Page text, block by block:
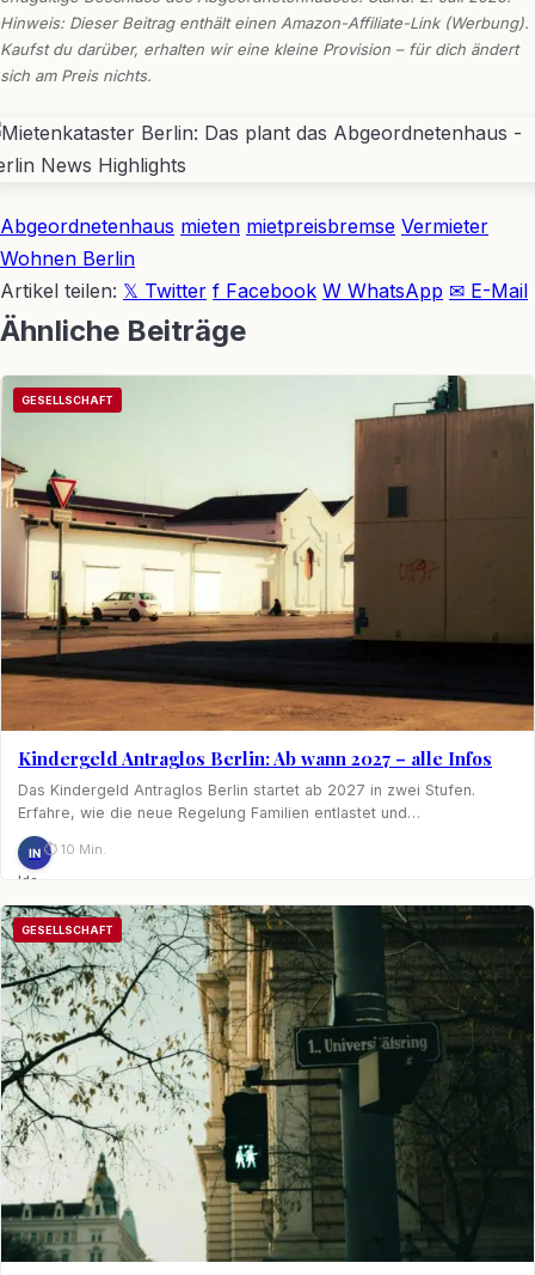
Hinweis: Dieser Beitrag enthält einen Amazon-Affiliate-Link (Werbung).
Kaufst du darüber, erhalten wir eine kleine Provision – für dich ändert
sich am Preis nichts.
Abgeordnetenhaus mieten mietpreisbremse Vermieter
Wohnen Berlin
Artikel teilen: 𝕏 Twitter f Facebook W WhatsApp ✉ E-Mail
Ähnliche Beiträge
GESELLSCHAFT
Kindergeld Antraglos Berlin: Ab wann 2027 – alle Infos
Das Kindergeld Antraglos Berlin startet ab 2027 in zwei Stufen.
Erfahre, wie die neue Regelung Familien entlastet und…
IN
Ida
Nagel
⏱ 10 Min.
GESELLSCHAFT